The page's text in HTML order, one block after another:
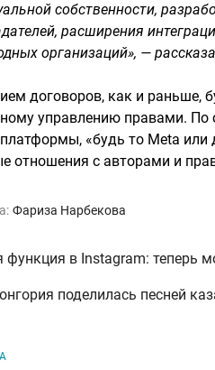
собственности,
расширения
организаций», —
договоров, как и раньше,
управлению правами.
«будь то Meta или
отношения с авторами и
Фариза Нарбекова
функция в Instagram: теперь
поделилась песней